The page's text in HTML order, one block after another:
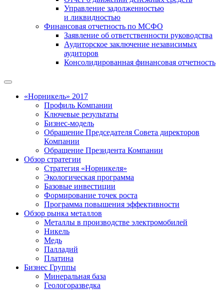
Управление задолженностью
и ликвидностью
Финансовая отчетность по МСФО
Заявление об ответственности руководства
Аудиторское заключение независимых
аудиторов
Консолидированная финансовая отчетность
«Норникель» 2017
Профиль Компании
Ключевые результаты
Бизнес-модель
Обращение Председателя Совета директоров
Компании
Обращение Президента Компании
Обзор стратегии
Стратегия «Норникеля»
Экологическая программа
Базовые инвестиции
Формирование точек роста
Программа повышения эффективности
Обзор рынка металлов
Металлы в производстве электромобилей
Никель
Медь
Палладий
Платина
Бизнес Группы
Минеральная база
Геологоразведка